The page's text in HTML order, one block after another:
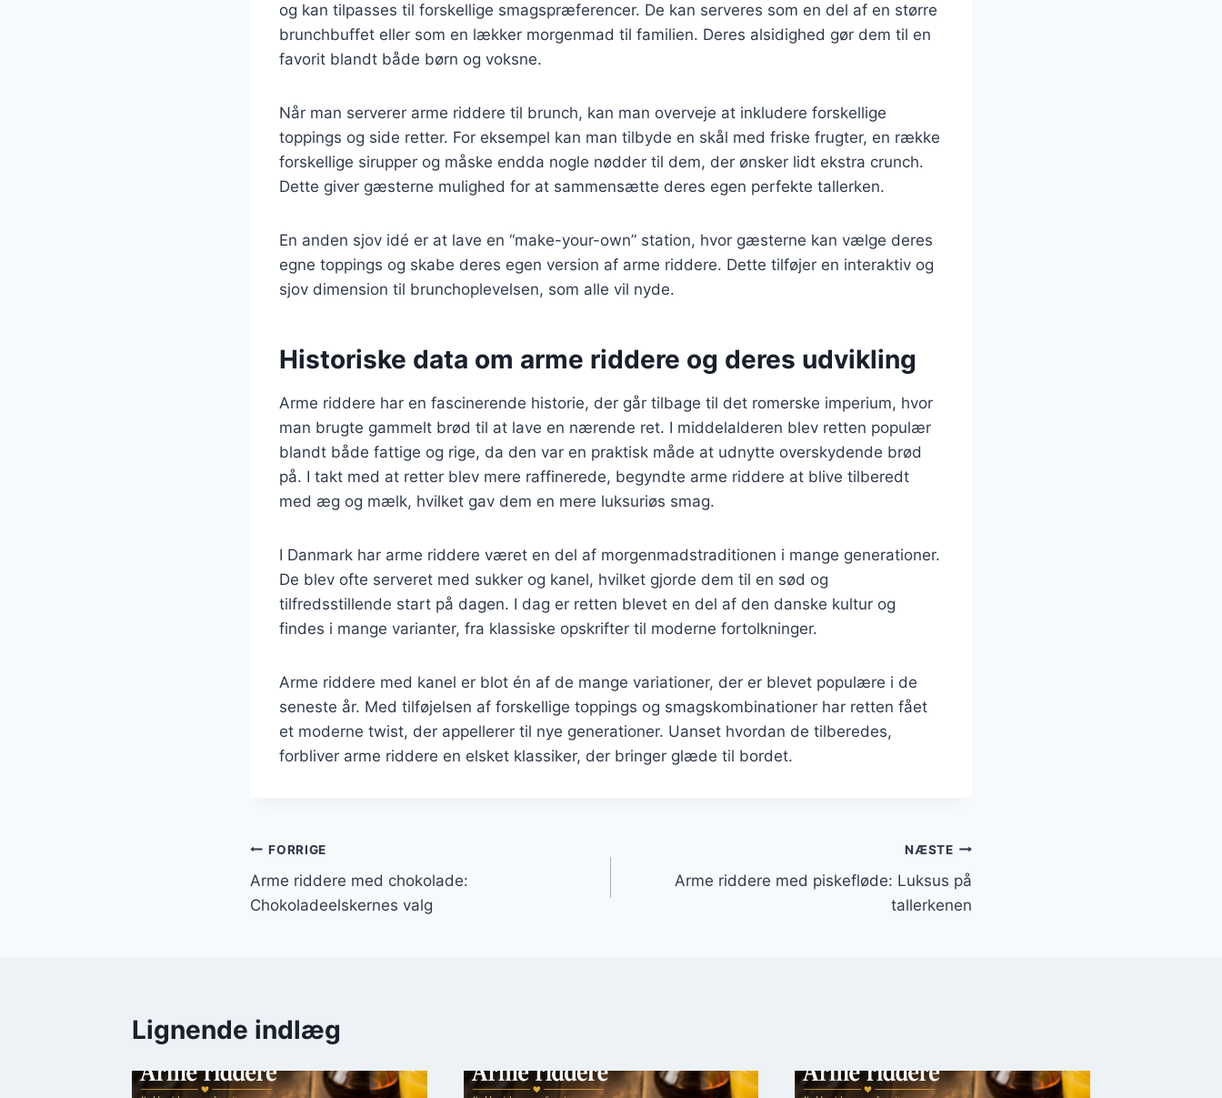
og kan tilpasses til forskellige smagspræferencer. De kan serveres som en del af en større
brunchbuffet eller som en lækker morgenmad til familien. Deres alsidighed gør dem til en
favorit blandt både børn og voksne.
Når man serverer arme riddere til brunch, kan man overveje at inkludere forskellige
toppings og side retter. For eksempel kan man tilbyde en skål med friske frugter, en række
forskellige sirupper og måske endda nogle nødder til dem, der ønsker lidt ekstra crunch.
Dette giver gæsterne mulighed for at sammensætte deres egen perfekte tallerken.
En anden sjov idé er at lave en “make-your-own” station, hvor gæsterne kan vælge deres
egne toppings og skabe deres egen version af arme riddere. Dette tilføjer en interaktiv og
sjov dimension til brunchoplevelsen, som alle vil nyde.
Historiske data om arme riddere og deres udvikling
Arme riddere har en fascinerende historie, der går tilbage til det romerske imperium, hvor
man brugte gammelt brød til at lave en nærende ret. I middelalderen blev retten populær
blandt både fattige og rige, da den var en praktisk måde at udnytte overskydende brød
på. I takt med at retter blev mere raffinerede, begyndte arme riddere at blive tilberedt
med æg og mælk, hvilket gav dem en mere luksuriøs smag.
I Danmark har arme riddere været en del af morgenmadstraditionen i mange generationer.
De blev ofte serveret med sukker og kanel, hvilket gjorde dem til en sød og
tilfredsstillende start på dagen. I dag er retten blevet en del af den danske kultur og
findes i mange varianter, fra klassiske opskrifter til moderne fortolkninger.
Arme riddere med kanel er blot én af de mange variationer, der er blevet populære i de
seneste år. Med tilføjelsen af forskellige toppings og smagskombinationer har retten fået
et moderne twist, der appellerer til nye generationer. Uanset hvordan de tilberedes,
forbliver arme riddere en elsket klassiker, der bringer glæde til bordet.
Indlægsnavigation
FORRIGE
Arme riddere med chokolade:
Chokoladeelskernes valg
NÆSTE
Arme riddere med piskefløde: Luksus på
tallerkenen
Lignende indlæg